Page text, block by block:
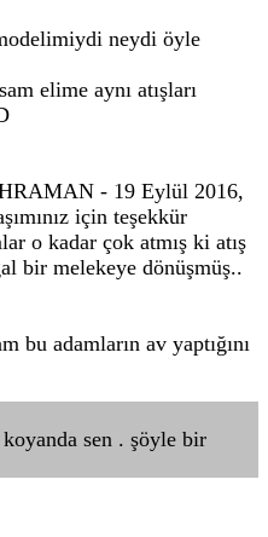
neydi öyle
elime aynı atışları
- 19 Eylül 2016,
için teşekkür
o kadar çok atmış ki atış
bir melekeye dönüşmüş..
adamların av yaptığını
sen . şöyle bir